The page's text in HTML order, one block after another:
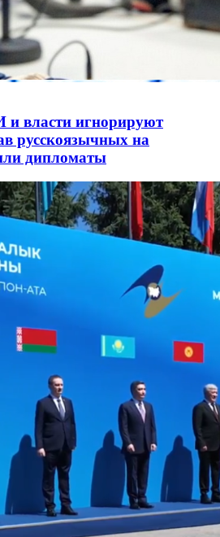
власти игнорируют
русскоязычных на
дипломаты